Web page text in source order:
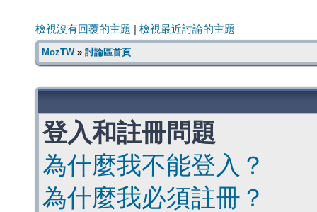
檢視沒有回覆的主題 檢視最近討論的主題
MozTW» 討論區首頁
登入和註冊問題
為什麼我不能登入？
為什麼我必須註冊？